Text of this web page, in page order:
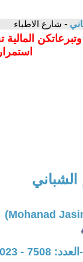
- شارع الاطباء
وتبرعاتكن
/ 1 / 31 - 09:53